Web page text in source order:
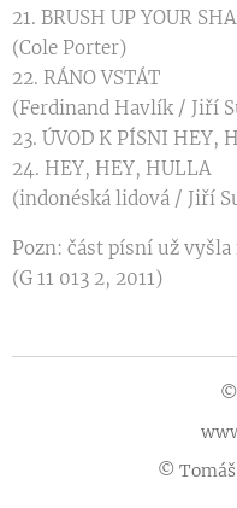
21. BRUSH UP YOUR
(Cole Porter)
22. RÁNO VSTÁT
(Ferdinand Havlík / Jiří
23. ÚVOD K PÍSNI HEY,
24. HEY, HEY, HULLA
(indonéská lidová / Jiří
Pozn: část písní už vyšla
(G 11 013 2, 2011)
©
© Tomáš